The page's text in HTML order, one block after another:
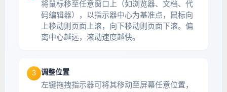
将鼠标移至任意窗口上（如浏览器、文档、代
码编辑器），以指示器中心为基准点，鼠标向
上移动则页面上滚，向下移动则页面下滚。偏
离中心越远，滚动速度越快。
3 调整位置
左键拖拽指示器可将其移动至屏幕任意位置，